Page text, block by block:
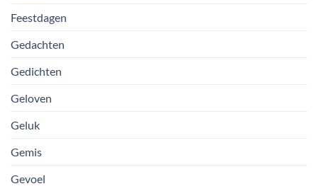
Feestdagen
Gedachten
Gedichten
Geloven
Geluk
Gemis
Gevoel